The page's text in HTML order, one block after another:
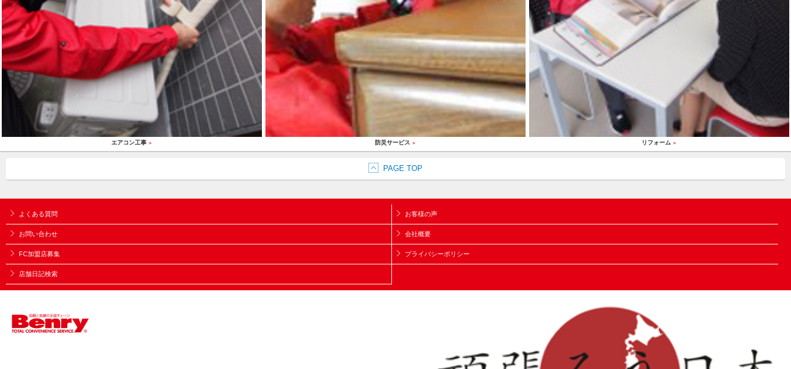
エアコン工事 ＞ 防災サービス ＞ リフォーム ＞
PAGE TOP
よくある質問
お問い合わせ
FC加盟店募集
店舗日記検索
お客様の声
会社概要
プライバシーポリシー